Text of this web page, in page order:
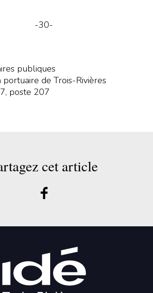
-30-
publiques
de Trois-Rivières
poste 207
cet article